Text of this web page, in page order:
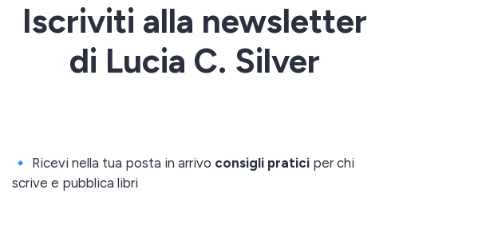
Iscriviti alla newsletter
di Lucia C. Silver
🔹 Ricevi nella tua posta in arrivo consigli pratici per chi
scrive e pubblica libri